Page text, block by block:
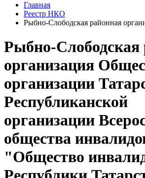
Главная
Реестр НКО
Рыбно-Слободская районная
Рыбно-Слободская
организация
организации
Республиканской
организации
общества
"Общество